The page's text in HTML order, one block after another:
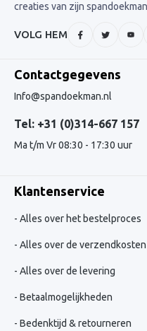
creaties van zijn
VOLG HEM
Contactgegevens
Info@spandoekman.nl
Tel: +31 (0)314-667 157
Ma t/m Vr 08:30 - 17:30 uur
Klantenservice
Alles over het bestelproces
Alles over de verzendkosten
Alles over de levering
Betaalmogelijkheden
Bedenktijd & retourneren